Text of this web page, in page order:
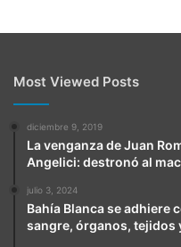
Most Viewed Posts
diciembre 9, 2019
La venganza de Juan
Angelici: destronó al
julio 3, 2024
Bahía Blanca se adhiere
sangre, órganos, tejidos